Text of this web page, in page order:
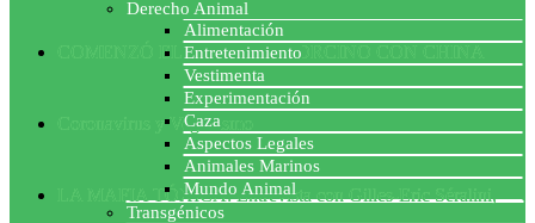
COMENZÓ EL ACUERDO PORCINO CON CHINA
Coronavirus y Veganismo
LA MAFIA TÓXICA: Entrevista con Gilles-Eric Séralini,
Derecho Animal
Alimentación
Entretenimiento
Vestimenta
Experimentación
Caza
Aspectos Legales
Animales Marinos
Mundo Animal
Transgénicos